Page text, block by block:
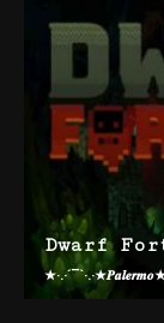
Dwarf